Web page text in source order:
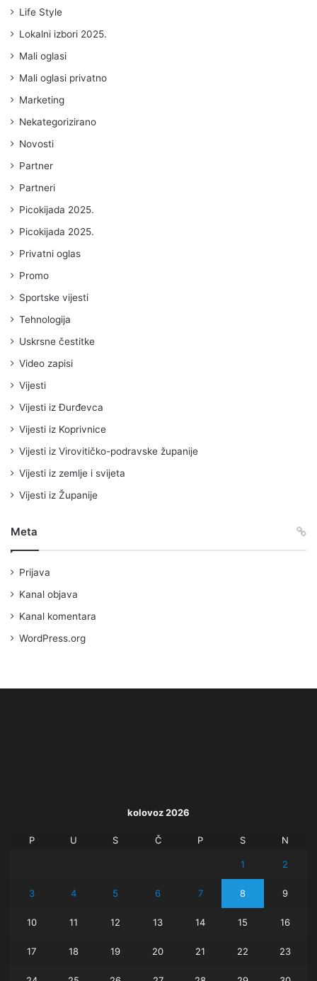
Life Style
Lokalni izbori 2025.
Mali oglasi
Mali oglasi privatno
Marketing
Nekategorizirano
Novosti
Partner
Partneri
Picokijada 2025.
Picokijada 2025.
Privatni oglas
Promo
Sportske vijesti
Tehnologija
Uskrsne čestitke
Video zapisi
Vijesti
Vijesti iz Đurđevca
Vijesti iz Koprivnice
Vijesti iz Virovitičko-podravske županije
Vijesti iz zemlje i svijeta
Vijesti iz Županije
Meta
Prijava
Kanal objava
Kanal komentara
WordPress.org
kolovoz 2026
P U S Č P S N
1 2
3 4 5 6 7 8 9
10 11 12 13 14 15 16
17 18 19 20 21 22 23